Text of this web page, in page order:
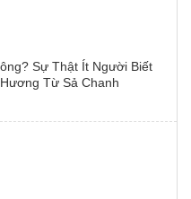
Sự Thật Ít Người Biết
Từ Sả Chanh